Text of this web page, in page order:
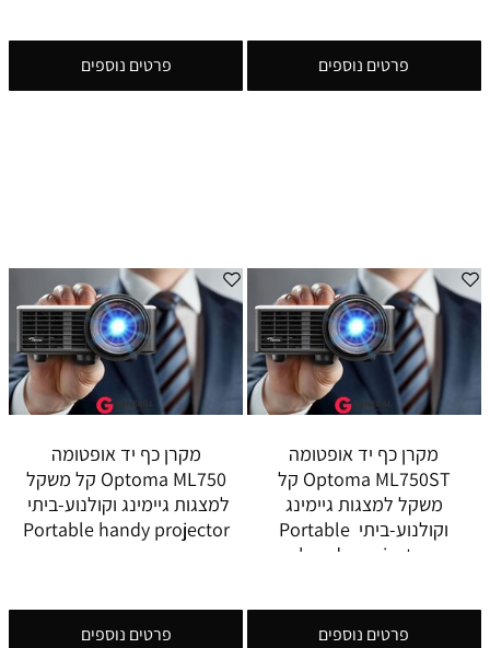
פרטים נוספים פרטים נוספים
מקרן כף יד אופטומה
Optoma ML750ST קל
משקל למצגות גיימינג
וקולנוע-ביתי Portable
handy projector
פרטים נוספים
מקרן כף יד אופטומה
Optoma ML750 קל משקל
למצגות גיימינג וקולנוע-ביתי
Portable handy projector
פרטים נוספים